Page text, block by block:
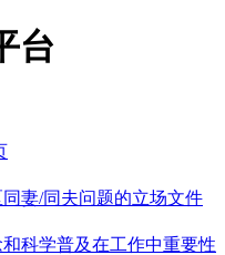
台
妻/同夫问题的立场文件
科学普及在工作中重要性